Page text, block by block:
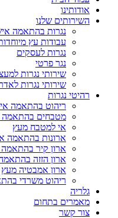
אודותינו
השירותים שלנו
נגרות בהתאמה
עבודות עץ
נגרות לעסקים
נגר פרטי
שירותי נגרות
שירותי נגרות
רהיטי נגרות
ריהוט בהתאמה
מטבחים בהתאמה
אי למטבח מעץ
ארונות בהתאמה
ארון קיר
ארון הזזה
ארון אמבטיה מעץ
ריהוט משרדי
גלריה
מאמרים בתחום
צור קשר